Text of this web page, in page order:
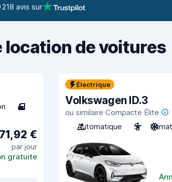
218 avis sur
de voitures
4
71,92 €
par jour
gratuite
Électrique
Volkswagen ID.3
ou similaire Compacte Élite
Automatique
5